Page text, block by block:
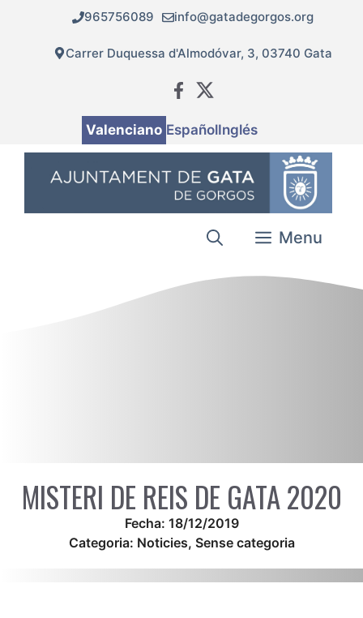
contingut
965756089 info@gatadegorgos.org
Carrer Duquessa d'Almodóvar, 3, 03740 Gata
Valenciano EspañolInglés
Menu
MISTERI DE REIS DE GATA 2020
Fecha: 18/12/2019
Categoria: Noticies, Sense categoria